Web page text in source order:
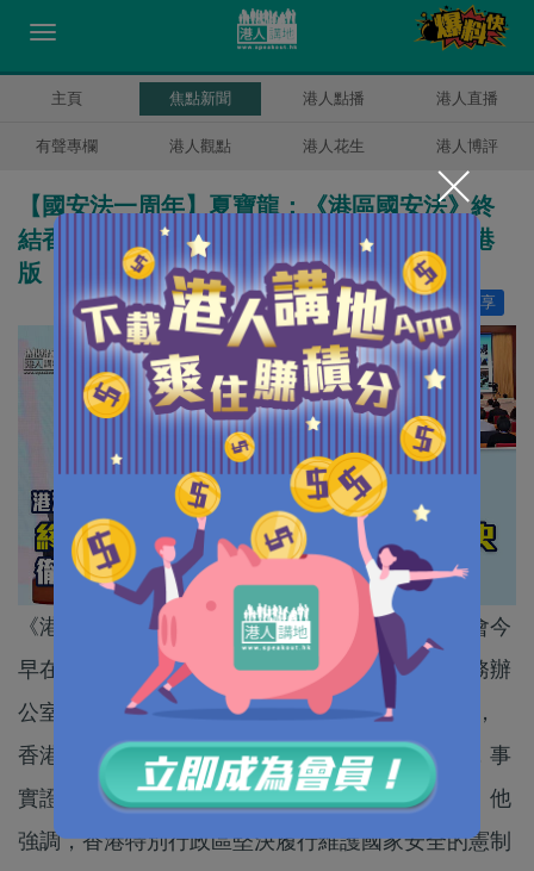
主頁 焦點新聞 港人點播 港人直播
有聲專欄 港人觀點 港人花生 港人博評
【國安法一周年】夏寶龍：《港區國安法》終
結香港維護國安「不設防」歷史、徹底粉碎港
版「顏色革命」圖謀
分享
讚好 5
《港區國安法》實施一周年回顧與展望專題研討會今
早在北京舉行。全國政協副主席、國務院港澳事務辦
公室主任夏寶龍出席開幕式並講話。 夏寶龍表示，
香港現時的變化，彰顯《港區國安法》強大威力，事
實證明這部法律是保香港安全、安定、安寧之法。他
強調，香港特別行政區堅決履行維護國家安全的憲制